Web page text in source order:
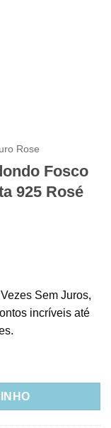
Rose
Fosco
925 Rosé
Sem Juros,
incríveis até
Zirconias